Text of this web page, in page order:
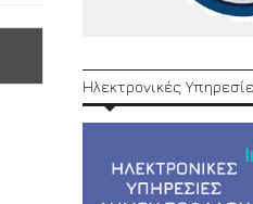
Ηλεκτρονικές